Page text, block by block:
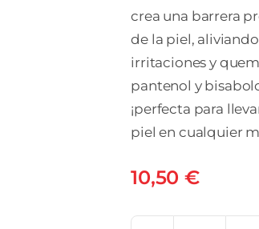
crea una barrera
de la piel,
irritaciones y
pantenol y
¡perfecta para
piel en cualquier
10,50 €